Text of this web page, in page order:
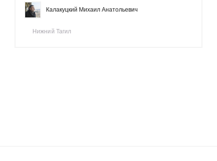
Калакуцкий Михаил Анатольевич
Нижний Тагил